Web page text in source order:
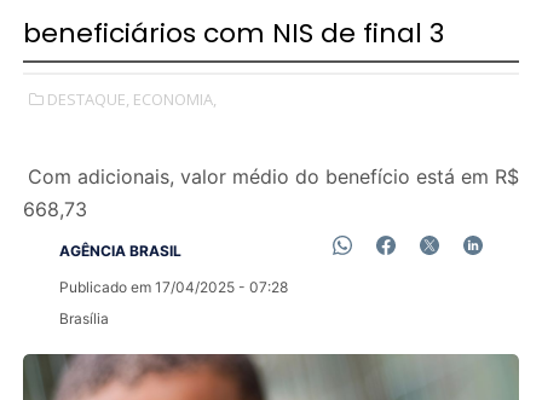
beneficiários com NIS de final 3
DESTAQUE, ECONOMIA,
Com adicionais, valor médio do benefício está em R$
668,73
AGÊNCIA BRASIL
Publicado em 17/04/2025 - 07:28
Brasília